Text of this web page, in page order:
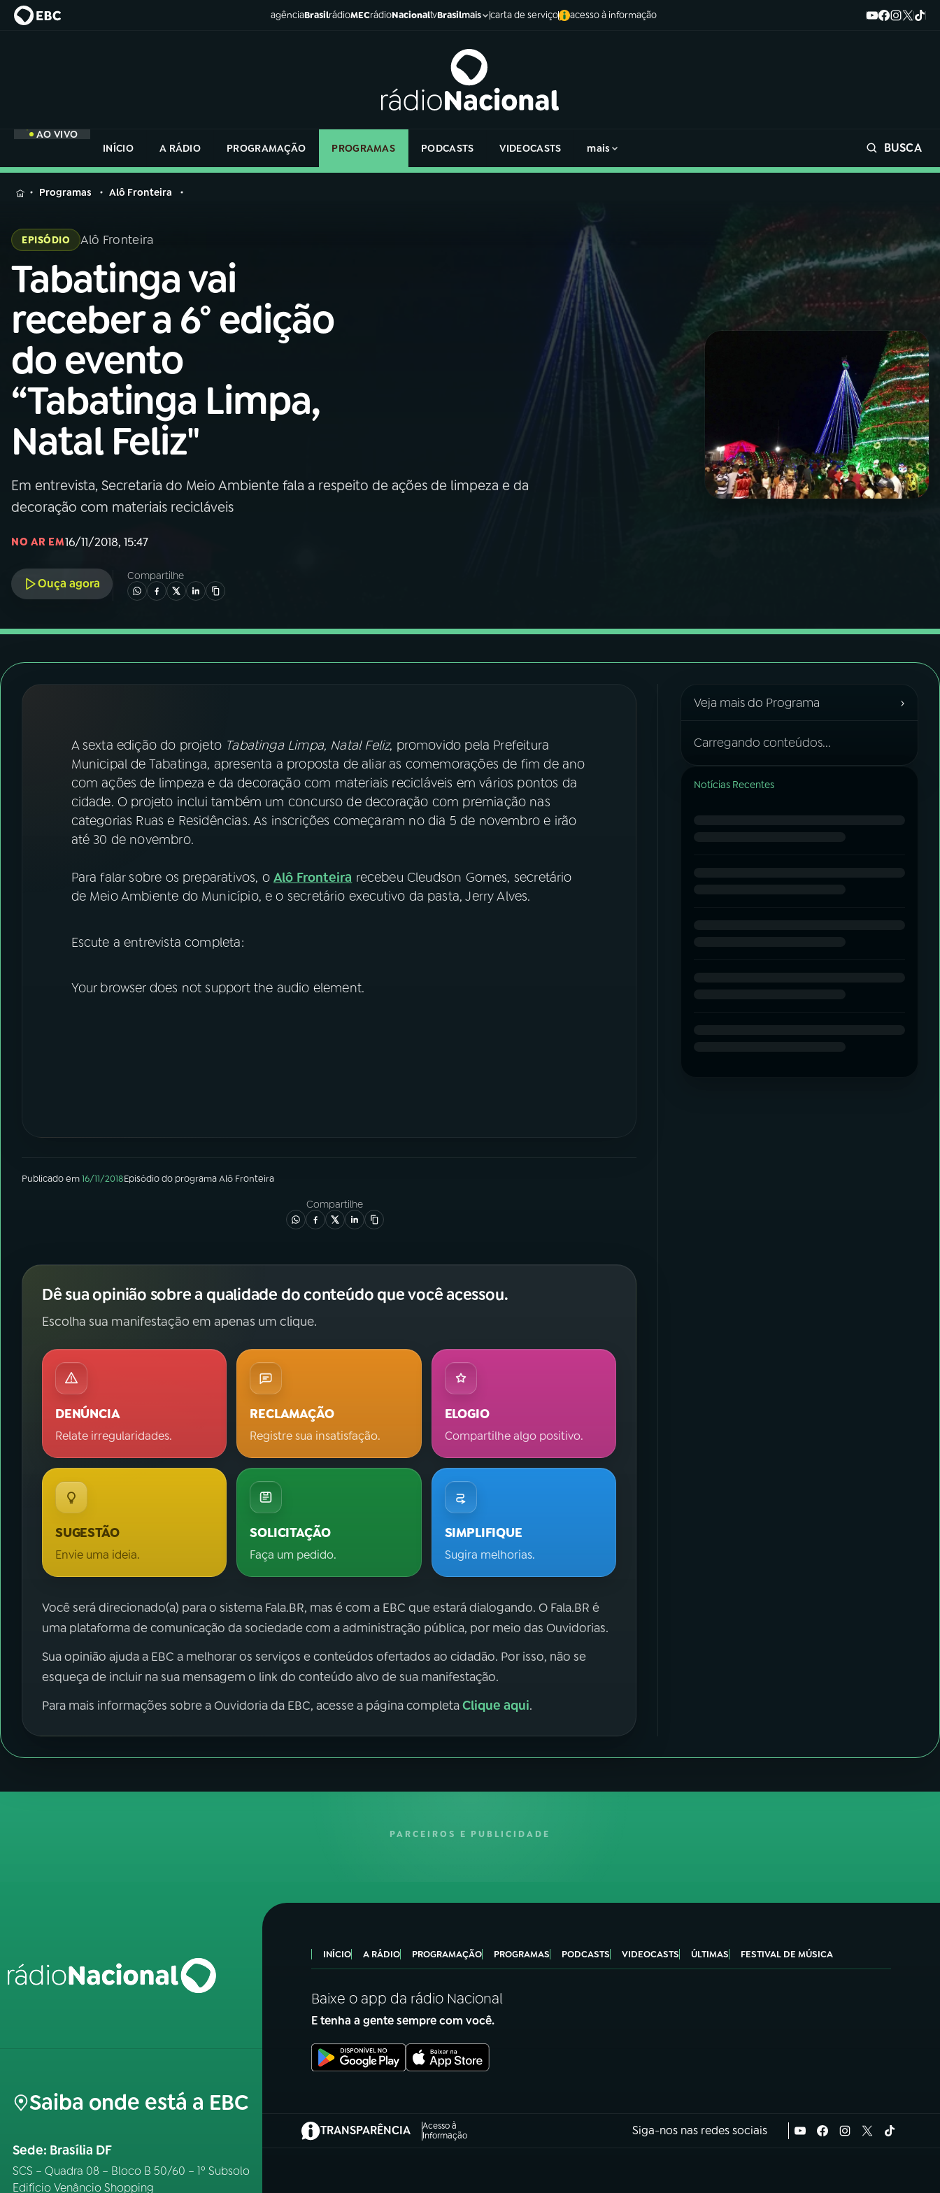
agênciaBrasilrádioMECrádioNacionaltvBrasilmais carta de serviço acesso à informação
AO VIVO
INÍCIO
A RÁDIO PROGRAMAÇÃO PROGRAMAS PODCASTS VIDEOCASTS mais BUSCA
MENU
Buscar
na
Rádio
Nacional
01INÍCIO
02A RÁDIO
03 PROGRAMAÇÃO
04PROGRAMAS
05 PODCASTS
06VIDEOCASTS
07ÚLTIMAS
YouTube Facebook
Instagram X
na
Rádio
Programas Alô Fronteira
EPISÓDIO Alô Fronteira
Tabatinga vai
receber a 6° edição
do evento
“Tabatinga Limpa,
Natal Feliz"
Em entrevista, Secretaria do Meio Ambiente fala a respeito de ações de limpeza e da
decoração com materiais recicláveis
NO AR EM16/11/2018, 15:47
Ouça agora
Compartilhe
A sexta edição do projeto Tabatinga Limpa, Natal Feliz, promovido pela Prefeitura
Municipal de Tabatinga, apresenta a proposta de aliar as comemorações de fim de ano
com ações de limpeza e da decoração com materiais recicláveis em vários pontos da
cidade. O projeto inclui também um concurso de decoração com premiação nas
categorias Ruas e Residências. As inscrições começaram no dia 5 de novembro e irão
até 30 de novembro.
Para falar sobre os preparativos, o Alô Fronteira recebeu Cleudson Gomes, secretário
de Meio Ambiente do Município, e o secretário executivo da pasta, Jerry Alves.
Escute a entrevista completa:
Your browser does not support the audio element.
Publicado em16/11/2018Episódiodo programaAlô Fronteira
Compartilhe
Dê sua opinião sobre a qualidade do conteúdo que você acessou.
Escolha sua manifestação em apenas um clique.
DENÚNCIA
Relate irregularidades.
RECLAMAÇÃO
Registre sua insatisfação.
ELOGIO
Compartilhe algo positivo.
SUGESTÃO
Envie uma ideia.
SOLICITAÇÃO
Faça um pedido.
SIMPLIFIQUE
Sugira melhorias.
Você será direcionado(a) para o sistema Fala.BR, mas é com a EBC que estará dialogando. O Fala.BR é
uma plataforma de comunicação da sociedade com a administração pública, por meio das Ouvidorias.
Sua opinião ajuda a EBC a melhorar os serviços e conteúdos ofertados ao cidadão. Por isso, não se
esqueça de incluir na sua mensagem o link do conteúdo alvo de sua manifestação.
Para mais informações sobre a Ouvidoria da EBC, acesse a página completaClique aqui.
Veja mais do Programa ›
Carregando conteúdos...
Notícias Recentes
PARCEIROS E PUBLICIDADE
Saiba onde está a EBC
Sede: Brasília DF
SCS – Quadra 08 – Bloco B 50/60 – 1º Subsolo
Edifício Venâncio Shopping
INÍCIO A RÁDIO PROGRAMAÇÃO PROGRAMAS PODCASTS VIDEOCASTS ÚLTIMAS FESTIVAL DE MÚSICA
Baixe o app da rádio Nacional
E tenha a gente sempre com você.
TRANSPARÊNCIA
Acesso à
Informação
(abre em nova aba) Siga-nos nas redes sociais